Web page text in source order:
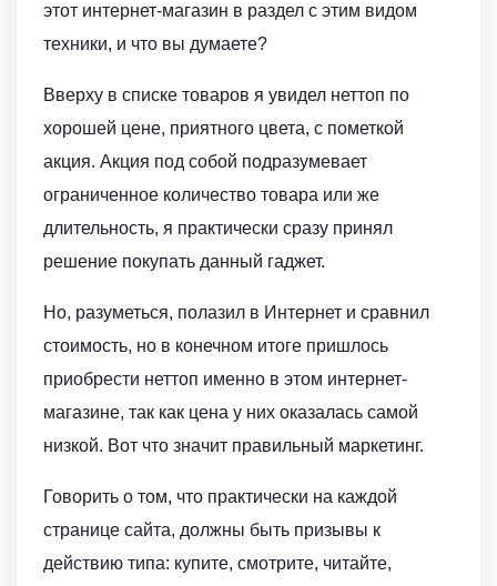
этот интернет-магазин в раздел с этим видом
техники, и что вы думаете?
Вверху в списке товаров я увидел неттоп по
хорошей цене, приятного цвета, с пометкой
акция. Акция под собой подразумевает
ограниченное количество товара или же
длительность, я практически сразу принял
решение покупать данный гаджет.
Но, разуметься, полазил в Интернет и сравнил
стоимость, но в конечном итоге пришлось
приобрести неттоп именно в этом интернет-
магазине, так как цена у них оказалась самой
низкой. Вот что значит правильный маркетинг.
Говорить о том, что практически на каждой
странице сайта, должны быть призывы к
действию типа: купите, смотрите, читайте,